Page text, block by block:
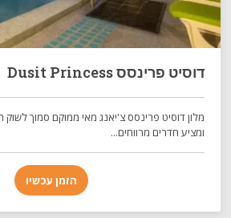
דוסיט פרינסס Dusit Princess
מלון דוסיט פרינסס צ'יאנג מאי ממוקם סמוך
ומציע חדרים מרווחים...
הזמן עכשיו